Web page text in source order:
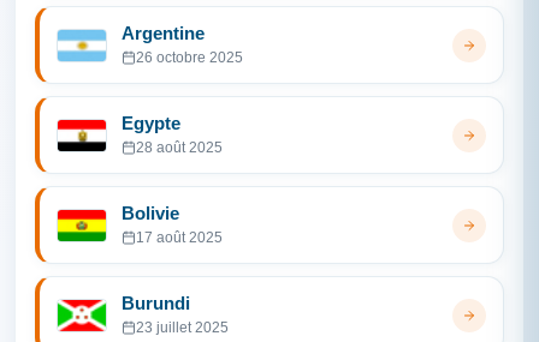
Argentine
26 octobre 2025
Egypte
28 août 2025
Bolivie
17 août 2025
Burundi
23 juillet 2025